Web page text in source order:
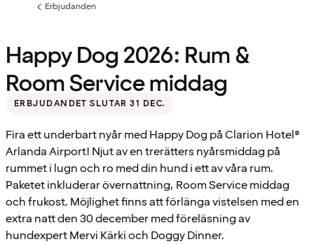
Föregående
Erbjudanden
Happy Dog 2026: Rum &
Room Service middag
ERBJUDANDET SLUTAR 31 DEC.
Fira ett underbart nyår med Happy Dog på Clarion Hotel®
Arlanda Airport! Njut av en trerätters nyårsmiddag på
rummet i lugn och ro med din hund i ett av våra rum.
Paketet inkluderar övernattning, Room Service middag
och frukost. Möjlighet finns att förlänga vistelsen med en
extra natt den 30 december med föreläsning av
hundexpert Mervi Kärki och Doggy Dinner.